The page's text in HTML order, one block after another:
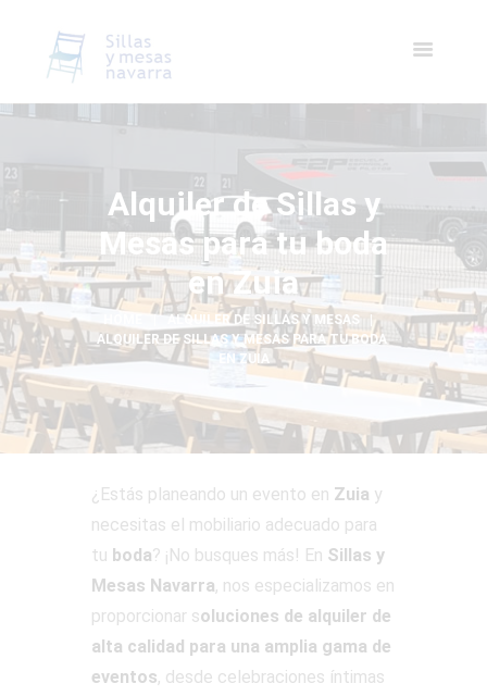
Alquiler de Sillas y
Mesas para tu boda
en Zuia
ALQUILER DE SILLAS Y MESAS
ALQUILER DE SILLAS Y MESAS PARA TU BODA
EN ZUIA
¿Estás planeando un evento en Zuia y
necesitas el mobiliario adecuado para
tu boda? ¡No busques más! En Sillas y
Mesas Navarra, nos especializamos en
proporcionar soluciones de alquiler de
alta calidad para una amplia gama de
eventos, desde celebraciones íntimas